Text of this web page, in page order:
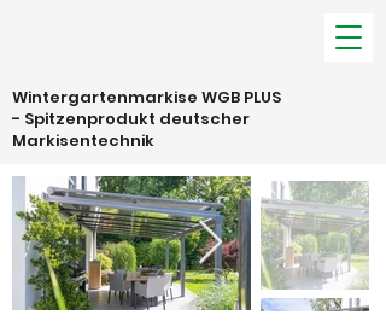
Wintergartenmarkise WGB PLUS
- Spitzenprodukt deutscher
Markisentechnik